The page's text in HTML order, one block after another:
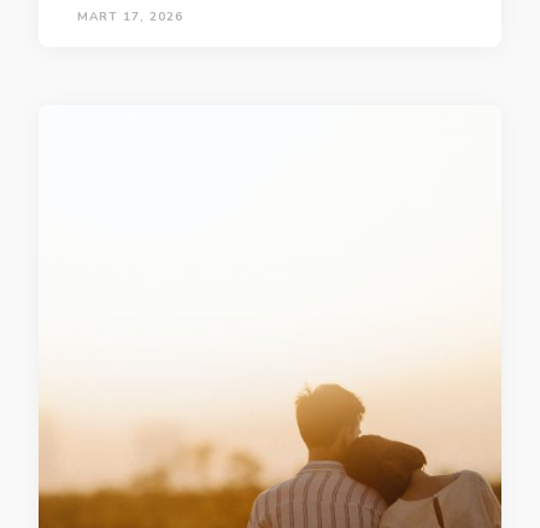
MART 17, 2026